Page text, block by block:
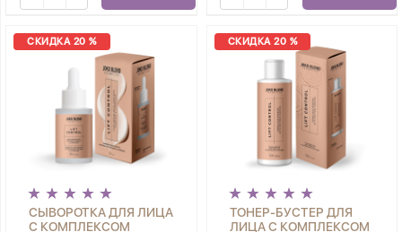
СКИДКА 20 %
СЫВОРОТКА ДЛЯ ЛИЦА
С КОМПЛЕКСОМ
СКИДКА 20 %
ТОНЕР-БУСТЕР ДЛЯ
ЛИЦА С КОМПЛЕКСОМ